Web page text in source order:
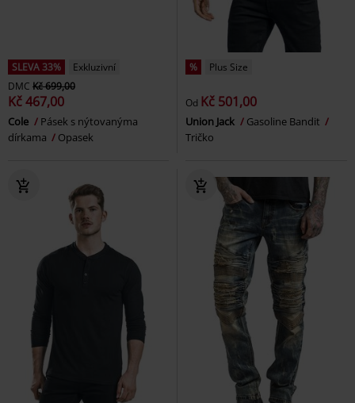
SLEVA 33%
Exkluzivní
DMC Kč 699,00
Kč 467,00
Cole
Pásek s nýtovanýma
dírkama
Opasek
% Plus Size
Od Kč 501,00
Union Jack
Gasoline Bandit
Tričko